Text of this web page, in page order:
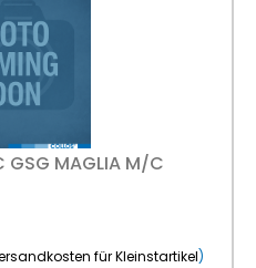
GSG MAGLIA M/C
für Kleinstartikel)